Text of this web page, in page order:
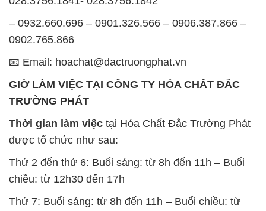
– 0932.660.696 – 0901.326.566 – 0906.387.866 –
0902.765.866
📧 Email: hoachat@dactruongphat.vn
GIỜ LÀM VIỆC TẠI CÔNG TY HÓA CHẤT ĐẮC
TRƯỜNG PHÁT
Thời gian làm việc tại Hóa Chất Đắc Trường Phát
được tổ chức như sau:
Thứ 2 đến thứ 6: Buổi sáng: từ 8h đến 11h – Buổi
chiều: từ 12h30 đến 17h
Thứ 7: Buổi sáng: từ 8h đến 11h – Buổi chiều: từ